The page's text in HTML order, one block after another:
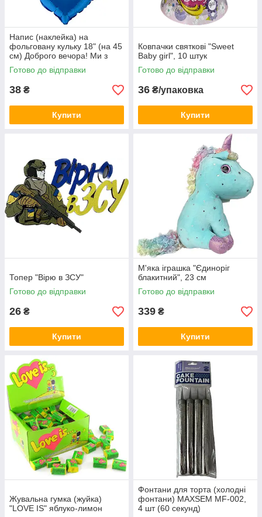
Напис (наклейка) на
фольговану кульку 18" (на 45
см) Доброго вечора! Ми з
України! (будь-який колір)
Готово до відправки
38 ₴
Купити
Ковпачки святкові "Sweet
Baby girl", 10 штук
Готово до відправки
36 ₴/упаковка
Купити
Топер "Вірю в ЗСУ"
Готово до відправки
26 ₴
Купити
М'яка іграшка "Єдиноріг
блакитний", 23 см
Готово до відправки
339 ₴
Купити
Жувальна гумка (жуйка)
"LOVE IS" яблуко-лимон
Фонтани для торта (холодні
фонтани) MAXSEM MF-002,
4 шт (60 секунд)